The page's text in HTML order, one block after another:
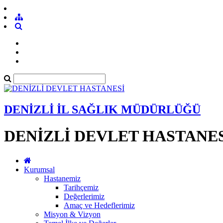
DENİZLİ İL SAĞLIK MÜDÜRLÜĞÜ
DENİZLİ DEVLET
Kurumsal
Hastanemiz
Tarihçemiz
Değerlerimiz
Amaç ve Hedeflerimiz
Misyon & Vizyon